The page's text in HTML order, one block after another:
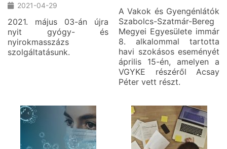
2021-04-29
2021. május 03-án újra
nyit gyógy- és
nyirokmasszázs
szolgáltatásunk.
A Vakok és Gyengénlátók
Szabolcs-Szatmár-Bereg
Megyei Egyesülete immár
8. alkalommal tartotta
havi szokásos eseményét
április 15-én, amelyen a
VGYKE részéről Acsay
Péter vett részt.